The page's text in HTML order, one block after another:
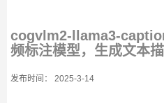
cogvlm2-llama3-
频标注模型，生成文本
发布时间： 2025-3-14